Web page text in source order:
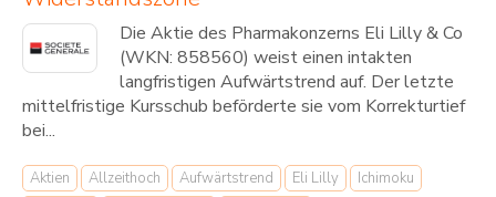
Die Aktie des Pharmakonzerns Eli Lilly & Co
(WKN: 858560) weist einen intakten
langfristigen Aufwärtstrend auf. Der letzte
mittelfristige Kursschub beförderte sie vom Korrekturtief
bei...
Aktien Allzeithoch Aufwärtstrend Eli Lilly
Ichimoku